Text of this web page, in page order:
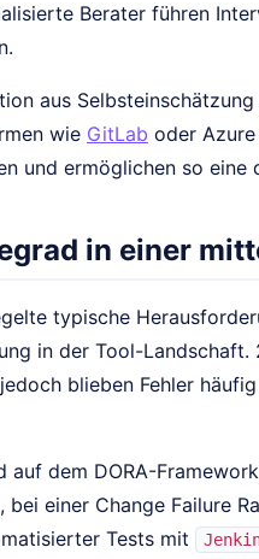
Berater führen
aus
wie GitLab oder
und ermöglichen so eine
in einer
typische
in der Tool-
blieben Fehler
auf dem DORA-
einer Change Failure
Tests mit